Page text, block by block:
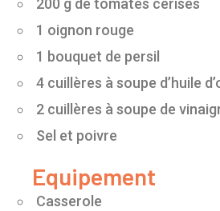
200 g de tomates cerises
1 oignon rouge
1 bouquet de persil
4 cuillères à soupe d’huile
2 cuillères à soupe de
Sel et poivre
Equipement
Casserole